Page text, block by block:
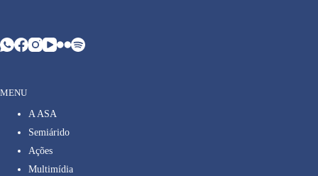
MENU
A ASA
Semiárido
Ações
Multimídia